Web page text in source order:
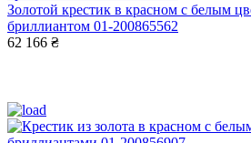
Золотой крестик в красном с белым
бриллиантом 01-200865562
62 166 ₴